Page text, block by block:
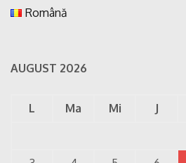
Română
AUGUST 2026
L Ma Mi J